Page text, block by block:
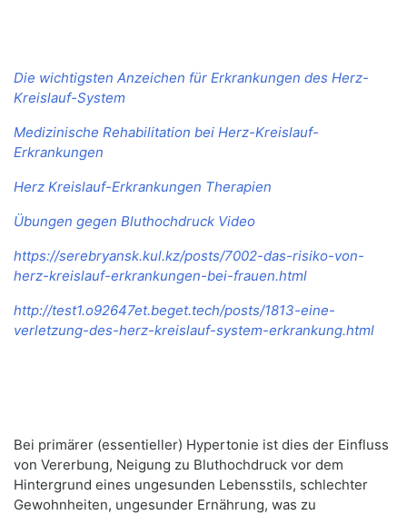
Die wichtigsten Anzeichen für Erkrankungen des Herz-
Kreislauf-System
Medizinische Rehabilitation bei Herz-Kreislauf-
Erkrankungen
Herz Kreislauf-Erkrankungen Therapien
Übungen gegen Bluthochdruck Video
https://serebryansk.kul.kz/posts/7002-das-risiko-von-
herz-kreislauf-erkrankungen-bei-frauen.html
http://test1.o92647et.beget.tech/posts/1813-eine-
verletzung-des-herz-kreislauf-system-erkrankung.html
Bei primärer (essentieller) Hypertonie ist dies der Einfluss
von Vererbung, Neigung zu Bluthochdruck vor dem
Hintergrund eines ungesunden Lebensstils, schlechter
Gewohnheiten, ungesunder Ernährung, was zu